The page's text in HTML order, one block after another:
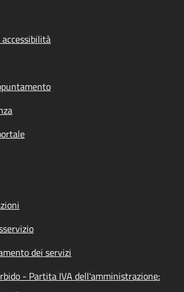
dei servizi
- Partita IVA dell'amministrazione: